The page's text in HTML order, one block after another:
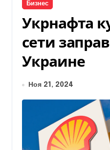
Бизнес
Укрнафта
сети
Украине
Ноя 21, 2024